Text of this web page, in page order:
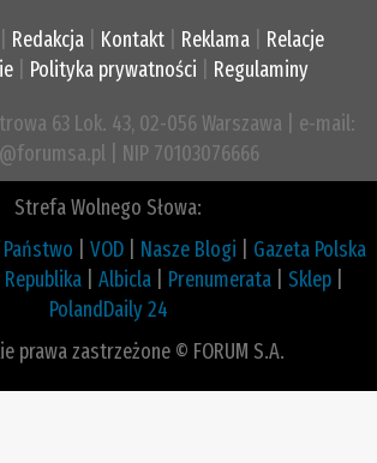
Redakcja Kontakt Reklama
Relacje
| Polityka prywatności Regulaminy
63 Lok. 43, 02-056 Warszawa | e-mail:
| NIP 70103076666
Strefa Wolnego Słowa:
VOD Nasze Blogi
Gazeta Polska
Republika Albicla Prenumerata Sklep
PolandDaily 24
prawa zastrzeżone © FORUM S.A.